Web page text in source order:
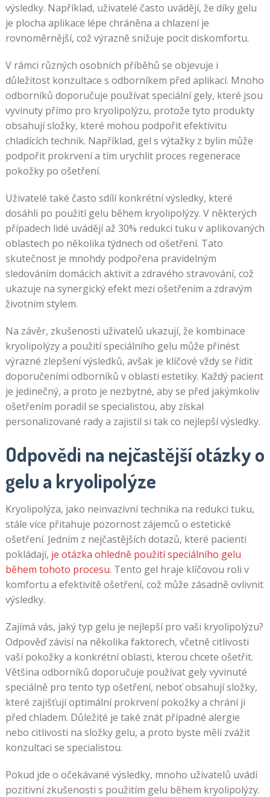
výsledky. Například, uživatelé často uvádějí, že díky gelu
je plocha aplikace lépe chráněna a chlazení je
rovnoměrnější, což výrazně snižuje pocit diskomfortu.
V rámci různých osobních příběhů se objevuje i
důležitost konzultace s odborníkem před aplikací. Mnoho
odborníků doporučuje používat speciální gely, které jsou
vyvinuty přímo pro kryolipolýzu, protože tyto produkty
obsahují složky, které mohou podpořit efektivitu
chladících technik. Například, gel s výtažky z bylin může
podpořit prokrvení a tím urychlit proces regenerace
pokožky po ošetření.
Uživatelé také často sdílí konkrétní výsledky, které
dosáhli po použití gelu během kryolipolýzy. V některých
případech lidé uvádějí až 30% redukci tuku v aplikovaných
oblastech po několika týdnech od ošetření. Tato
skutečnost je mnohdy podpořena pravidelným
sledováním domácích aktivit a zdravého stravování, což
ukazuje na synergický efekt mezi ošetřením a zdravým
životním stylem.
Na závěr, zkušenosti uživatelů ukazují, že kombinace
kryolipolýzy a použití speciálního gelu může přinést
výrazné zlepšení výsledků, avšak je klíčové vždy se řídit
doporučeními odborníků v oblasti estetiky. Každý pacient
je jedinečný, a proto je nezbytné, aby se před jakýmkoliv
ošetřením poradil se specialistou, aby získal
personalizované rady a zajistil si tak co nejlepší výsledky.
Odpovědi na nejčastější otázky o
gelu a kryolipolýze
Kryolipolýza, jako neinvazivní technika na redukci tuku,
stále více přitahuje pozornost zájemců o estetické
ošetření. Jedním z nejčastějších dotazů, které pacienti
pokládají, je otázka ohledně použití speciálního gelu
během tohoto procesu. Tento gel hraje klíčovou roli v
komfortu a efektivitě ošetření, což může zásadně ovlivnit
výsledky.
Zajímá vás, jaký typ gelu je nejlepší pro vaši kryolipolýzu?
Odpověď závisí na několika faktorech, včetně citlivosti
vaší pokožky a konkrétní oblasti, kterou chcete ošetřit.
Většina odborníků doporučuje používat gely vyvinuté
speciálně pro tento typ ošetření, neboť obsahují složky,
které zajišťují optimální prokrvení pokožky a chrání ji
před chladem. Důležité je také znát případné alergie
nebo citlivosti na složky gelu, a proto byste měli zvážit
konzultaci se specialistou.
Pokud jde o očekávané výsledky, mnoho uživatelů uvádí
pozitivní zkušenosti s použitím gelu během kryolipolýzy.